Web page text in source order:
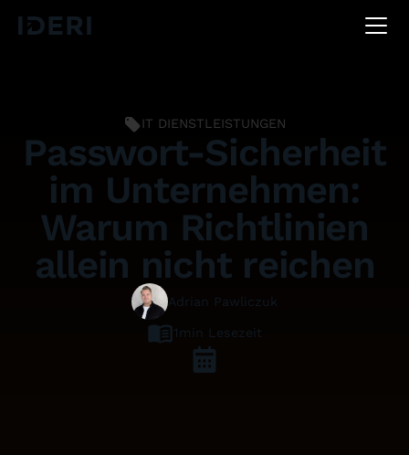
DEEN
IT DIENSTLEISTUNGEN
Passwort-Sicherheit
im Unternehmen:
Warum Richtlinien
allein nicht reichen
Adrian Pawliczuk
1 min Lesezeit